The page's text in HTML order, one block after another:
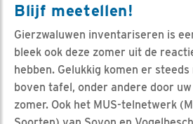
Blijf meetellen!
Gierzwaluwen inventariseren is
bleek ook deze zomer uit de
hebben. Gelukkig komen er
boven tafel, onder andere door
zomer. Ook het MUS-telnetwerk